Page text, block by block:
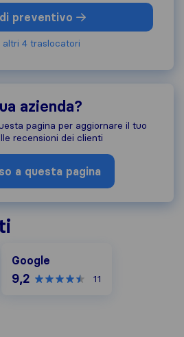
preventivo
4 traslocatori
azienda?
pagina per aggiornare il tuo
recensioni dei clienti
a questa pagina
Google
9,2 11